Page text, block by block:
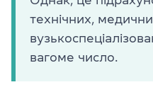
технічних,
вагоме число.